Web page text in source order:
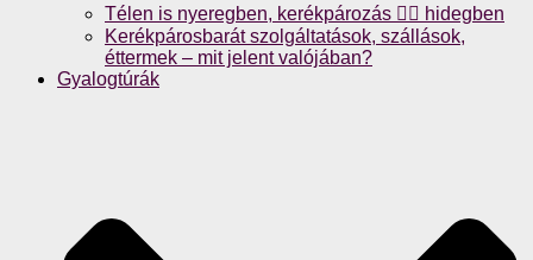
Télen is nyeregben, kerékpározás 🚴‍♀️ hidegben
Kerékpárosbarát szolgáltatások, szállások,
éttermek – mit jelent valójában?
Gyalogtúrák